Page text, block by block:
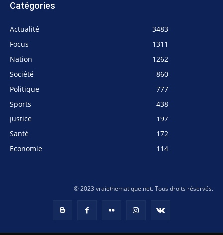
Catégories
Actualité
3483
Focus
1311
Nation
1262
Société
860
Politique
777
Sports
438
Justice
197
Santé
172
Economie
114
© 2023 vraiethematique.net. Tous droits réservés.